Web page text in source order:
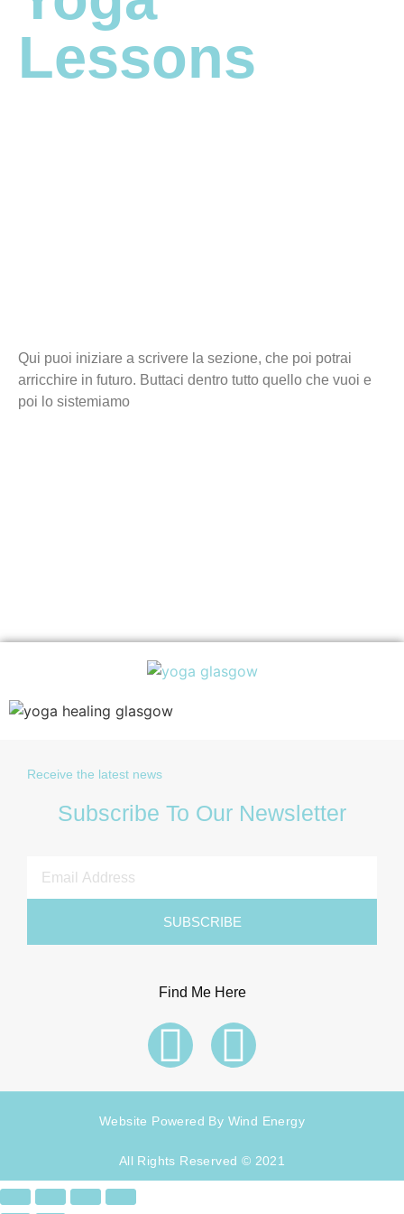
Lessons
Qui puoi iniziare a scrivere la sezione, che poi potrai
arricchire in futuro. Buttaci dentro tutto quello che vuoi e
poi lo sistemiamo
Receive the latest news
Subscribe To Our Newsletter
SUBSCRIBE
Find Me Here
Website Powered By Wind Energy
All Rights Reserved © 2021